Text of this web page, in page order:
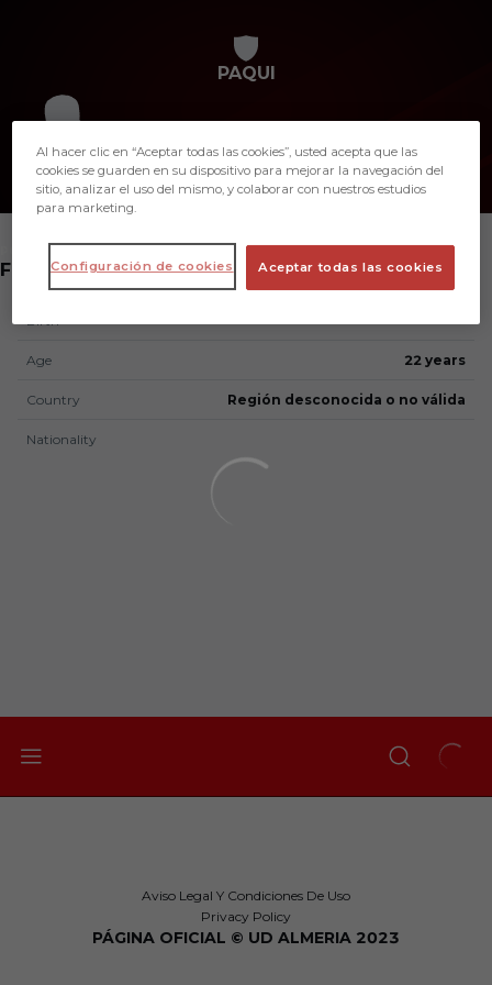
PAQUI
FORWARD
Birth
Age 22 years
Country Región desconocida o no válida
Nationality
Aviso Legal Y Condiciones De Uso
Privacy Policy
PÁGINA OFICIAL © UD ALMERIA 2023
Al hacer clic en “Aceptar todas las cookies”, usted acepta que las
cookies se guarden en su dispositivo para mejorar la navegación del
sitio, analizar el uso del mismo, y colaborar con nuestros estudios
para marketing.
Aceptar todas las cookies
Configuración de cookies